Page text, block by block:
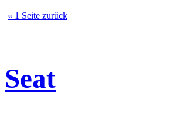
« 1 Seite zurück
Seat